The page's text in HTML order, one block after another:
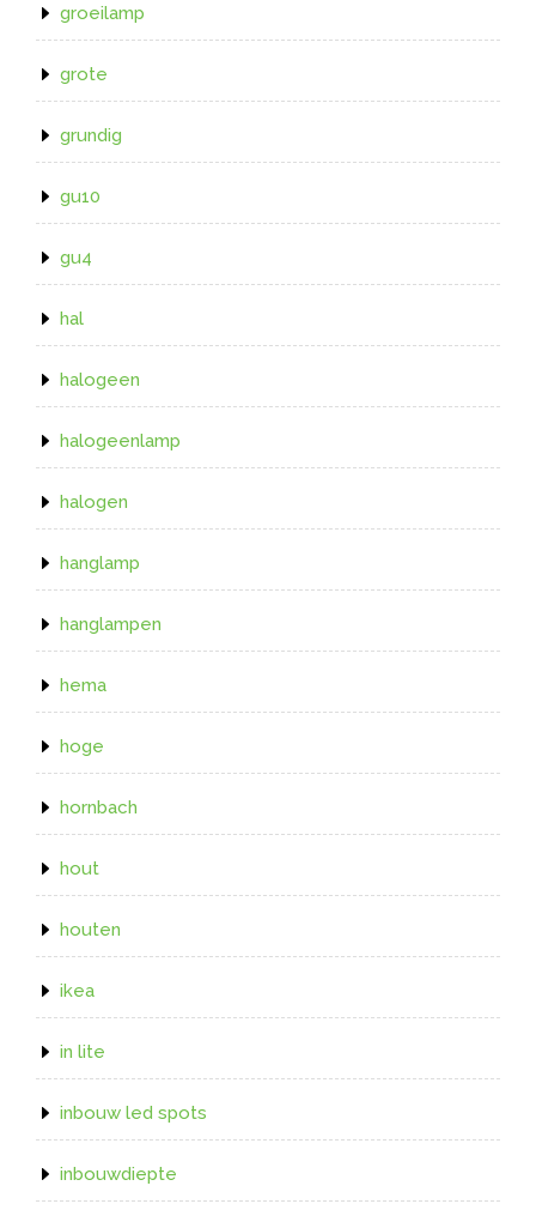
groeilamp
grote
grundig
gu10
gu4
hal
halogeen
halogeenlamp
halogen
hanglamp
hanglampen
hema
hoge
hornbach
hout
houten
ikea
in lite
inbouw led spots
inbouwdiepte